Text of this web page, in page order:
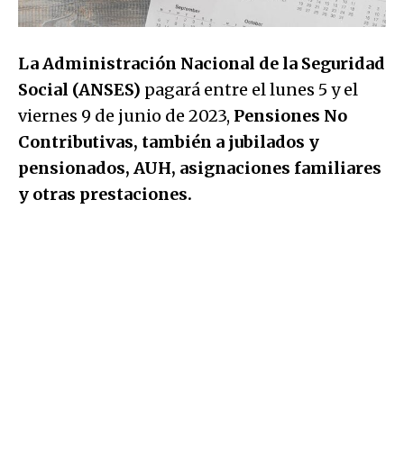
La Administración Nacional de la Seguridad
Social (ANSES) pagará entre el lunes 5 y el
viernes 9 de junio de 2023, Pensiones No
Contributivas, también a jubilados y
pensionados, AUH, asignaciones familiares
y otras prestaciones.